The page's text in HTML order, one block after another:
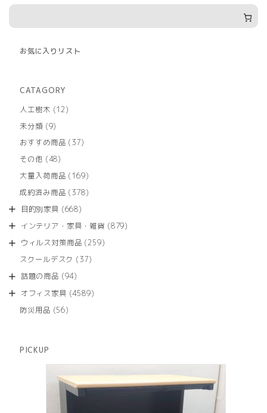
お気に入りリスト
CATAGORY
人工樹木
1212
商
未分類 99
の
商
おすすめ商品 3737
商
その他 4848
の
商
大量入荷商品 169169
の
成約済み商品 378378
商
目的別家具 668668
の
商
インテリア・家具・雑貨 879879
ウィルス対策商品 259259
スクールデスク 3737
商
話題の商品 9494
の
オフィス家具 45894589
防災用品 5656
PICKUP